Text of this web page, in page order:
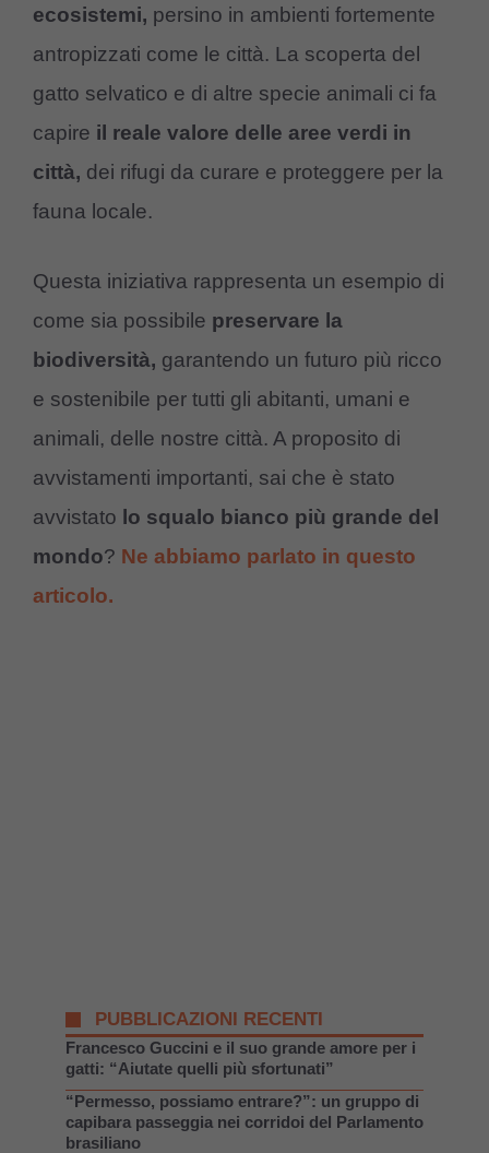
ecosistemi, persino in ambienti fortemente
antropizzati come le città. La scoperta del
gatto selvatico e di altre specie animali ci fa
capire il reale valore delle aree verdi in
città, dei rifugi da curare e proteggere per la
fauna locale.
Questa iniziativa rappresenta un esempio di
come sia possibile preservare la
biodiversità, garantendo un futuro più ricco
e sostenibile per tutti gli abitanti, umani e
animali, delle nostre città. A proposito di
avvistamenti importanti, sai che è stato
avvistato lo squalo bianco più grande del
mondo? Ne abbiamo parlato in questo
articolo.
PUBBLICAZIONI RECENTI
Francesco Guccini e il suo grande amore per i
gatti: “Aiutate quelli più sfortunati”
“Permesso, possiamo entrare?”: un gruppo di
capibara passeggia nei corridoi del Parlamento
brasiliano